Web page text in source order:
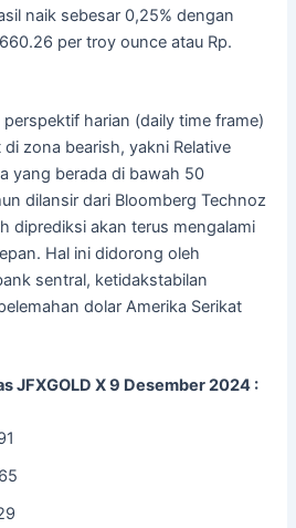
naik sebesar 0,25% dengan
per troy ounce atau Rp.
harian (daily time frame)
zona bearish, yakni Relative
yang berada di bawah 50
dilansir dari Bloomberg Technoz
diprediksi akan terus mengalami
Hal ini didorong oleh
sentral, ketidakstabilan
dolar Amerika Serikat
JFXGOLD X 9 Desember 2024 :